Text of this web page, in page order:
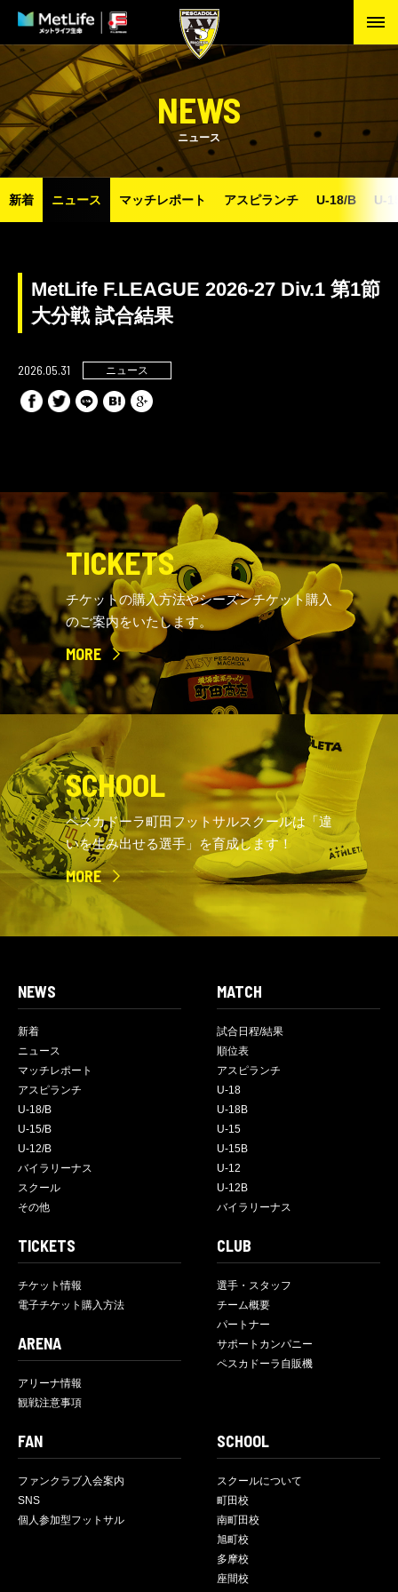
NEWS
ニュース
新着 ニュース マッチレポート アスピランチ U-18/B U-
MetLife F.LEAGUE 2026-27 Div.1 第1節
大分戦 試合結果
2026.05.31 ニュース
TICKETS
チケットの購入方法やシーズンチケット購入
のご案内をいたします。
MORE
SCHOOL
ペスカドーラ町田フットサルスクールは「違
いを生み出せる選手」を育成します！
MORE
NEWS
新着
ニュース
マッチレポート
アスピランチ
U-18/B
U-15/B
U-12/B
バイラリーナス
スクール
その他
MATCH
試合日程/結果
順位表
アスピランチ
U-18
U-18B
U-15
U-15B
U-12
U-12B
バイラリーナス
TICKETS
チケット情報
電子チケット購入方法
ARENA
アリーナ情報
観戦注意事項
CLUB
選手・スタッフ
チーム概要
パートナー
サポートカンパニー
ペスカドーラ自販機
FAN
ファンクラブ入会案内
SNS
個人参加型フットサル
SCHOOL
スクールについて
町田校
南町田校
旭町校
多摩校
座間校